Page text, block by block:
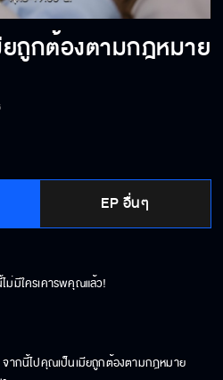
ถูกต้องตามกฎหมาย
EP อื่นๆ
ก้มผม
ม่มีใครเคารพคุณแล้ว!
จากนี้ไปคุณเป็นเมียถูกต้องตามกฎหมาย